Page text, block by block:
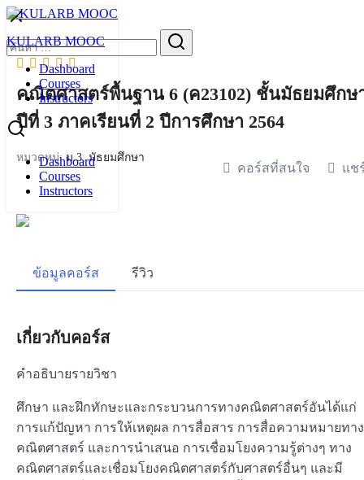
Skip
content
KULARB MOOC
Dashboard
Courses
Instructors
Dashboard
Courses
Instructors
Search
for:
คณิตศาสตร์พื้นฐาน 6 (ค23102) ชั้นมัธยมศึกษ
ปีที่ 3 ภาคเรียนที่ 2 ปีการศึกษา 2564
หมวดหมู่:ม.3,มัธยมศึกษา
คอร์สที่สนใจ แช
ข้อมูลคอร์ส รีวิว
เกี่ยวกับคอร์ส
คำอธิบายรายวิชา
ศึกษา และฝึกทักษะและกระบวนการทางคณิตศาสตร์อันได้แก่
การแก้ปัญหา การให้เหตุผล การสื่อสาร การสื่อความหมายทาง
คณิตศาสตร์ และการนำเสนอ การเชื่อมโยงความรู้ต่างๆ ทาง
คณิตศาสตร์และเชื่อมโยงคณิตศาสตร์กับศาสตร์อื่นๆ และมี